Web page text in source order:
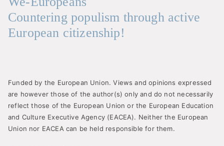
Countering populism through active
European citizenship!
Funded by the European Union. Views and opinions expressed
are however those of the author(s) only and do not necessarily
reflect those of the European Union or the European Education
and Culture Executive Agency (EACEA). Neither the European
Union nor EACEA can be held responsible for them.